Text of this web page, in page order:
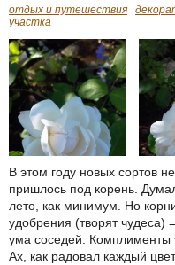
отдых и путешествия
участка
В этом году новых сортов
пришлось под корень.
лето, как минимум. Но
удобрения (творят чудеса)
ума соседей.
Ах, как радовал каждый